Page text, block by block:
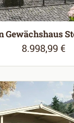
Gewächshaus
Regulärer
8.998,99 €